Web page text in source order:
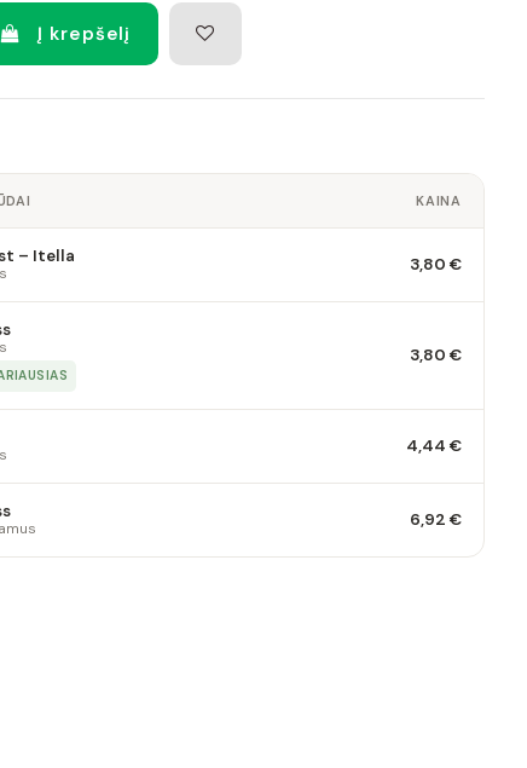
Į krepšelį
KAINA
– Itella 3,80 €
3,80 €
4,44 €
6,92 €